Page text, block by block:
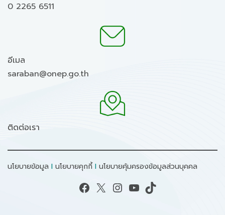
0 2265 6511
อีเมล
saraban@onep.go.th
ติดต่อเรา
นโยบายข้อมูล I นโยบายคุกกี้ I นโยบายคุ้มครองข้อมูลส่วนบุคคล
Facebook X Instagram YouTube TikTok